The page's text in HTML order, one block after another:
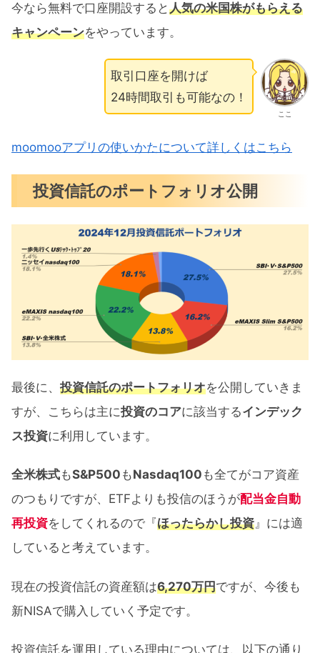
今なら無料で口座開設すると人気の米国株がもらえる
キャンペーンをやっています。
ここ
取引口座を開けば
24時間取引も可能なの！
moomooアプリの使いかたについて詳しくはこちら
投資信託のポートフォリオ公開
最後に、 投資信託のポートフォリオを公開していきま
すが、こちらは主に投資のコアに該当するインデック
ス投資に利用しています。
全米株式もS&P500 もNasdaq100 も全てがコア資産
のつもりですが、ETFよりも投信のほうが配当金自動
再投資をしてくれるので『ほったらかし投資』には適
していると考えています。
現在の投資信託の資産額は6,270万円ですが、今後も
新NISAで購入していく予定です。
投資信託を運用している理由については、以下の通り